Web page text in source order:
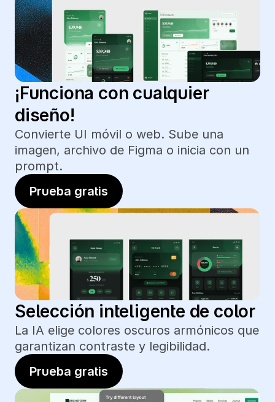
¡Funciona con cualquier
diseño!
Convierte UI móvil o web. Sube una
imagen, archivo de Figma o inicia con un
prompt.
Prueba gratis
Selección inteligente de color
La IA elige colores oscuros armónicos que
garantizan contraste y legibilidad.
Prueba gratis